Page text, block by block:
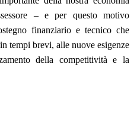
– e per questo motivo
finanziario e tecnico che
tempi brevi, alle nuove esigenze
della competitività e la